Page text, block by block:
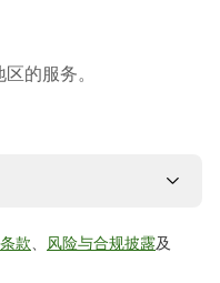
的服务。
款 风险与合规披露及